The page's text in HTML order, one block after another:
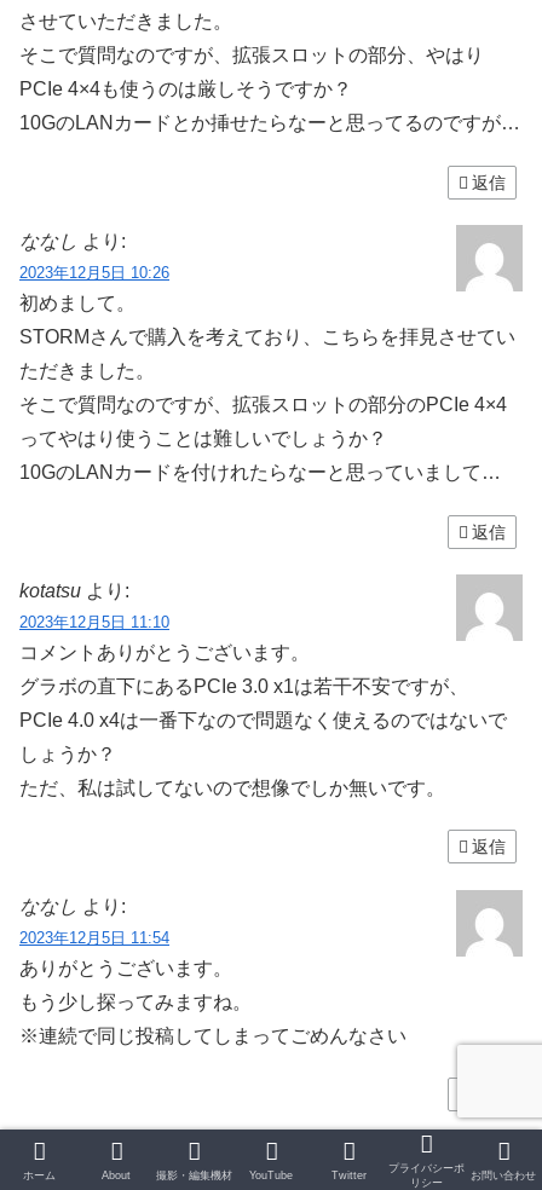
させていただきました。
そこで質問なのですが、拡張スロットの部分、やはり
PCIe 4×4も使うのは厳しそうですか？
10GのLANカードとか挿せたらなーと思ってるのですが…
返信
ななし より:
2023年12月5日 10:26
初めまして。
STORMさんで購入を考えており、こちらを拝見させてい
ただきました。
そこで質問なのですが、拡張スロットの部分のPCIe 4×4
ってやはり使うことは難しいでしょうか？
10GのLANカードを付けれたらなーと思っていまして…
返信
kotatsu より:
2023年12月5日 11:10
コメントありがとうございます。
グラボの直下にあるPCIe 3.0 x1は若干不安ですが、
PCIe 4.0 x4は一番下なので問題なく使えるのではないで
しょうか？
ただ、私は試してないので想像でしか無いです。
返信
ななし より:
2023年12月5日 11:54
ありがとうございます。
もう少し探ってみますね。
※連続で同じ投稿してしまってごめんなさい
コメントを書き込む
ホーム About 撮影・編集機材 YouTube Twitter
プライバシーポ
リシー
お問い合わせ